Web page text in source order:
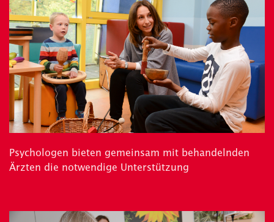
Psychologen bieten gemeinsam mit behandelnden
Ärzten die notwendige Unterstützung